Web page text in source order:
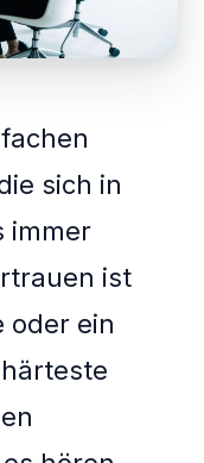
sich in
immer
ist
oder ein